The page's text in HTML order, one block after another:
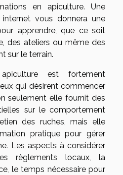
en apiculture. Une
vous donnera une
apprendre, que ce soit
des ateliers ou même des
sur le terrain.
est fortement
qui désirent commencer
seulement elle fournit des
sur le comportement
des ruches, mais elle
pratique pour gérer
Les aspects à considérer
règlements locaux, la
le temps nécessaire pour